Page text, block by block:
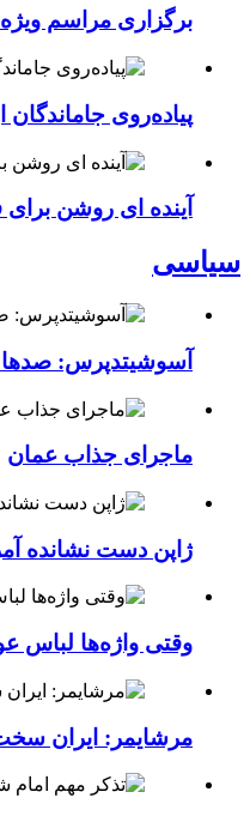
برگزاری مراسم
پیاده‌روی جاماندگان
آینده ای روشن برای
سیاسی
آسوشیتدپرس: صدها
ماجرای جذاب عمان
ژاپن دست نشانده
وقتی واژه‌ها لباس
مرشایمر: ایران